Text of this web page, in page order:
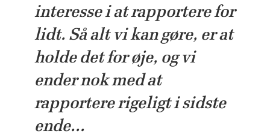
interesse i at rapportere for
lidt. Så alt vi kan gøre, er at
holde det for øje, og vi
ender nok med at
rapportere rigeligt i sidste
ende...